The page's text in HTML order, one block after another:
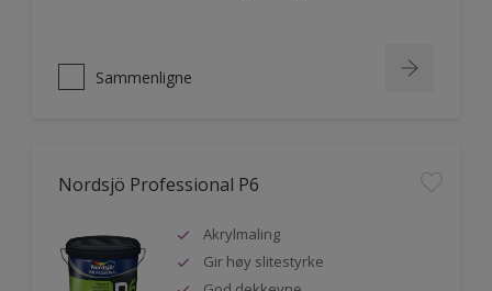
Sammenligne
Nordsjö Professional P6
Akrylmaling
Gir høy slitestyrke